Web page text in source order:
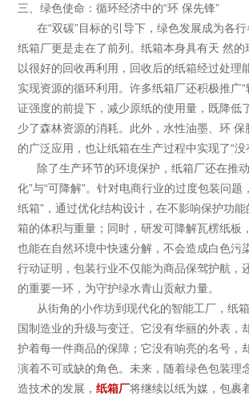
三、绿色使命：循环经济中的“环 保先锋”
在“双碳”目标的引导下，绿色发展成为各行
纸箱厂更是走在了前列。纸箱本身具有天 然
以很好的回收再利用，回收后的纸箱经过处理
实现资源的循环利用。许多纸箱厂还积极推广“
证强度的前提下，减少原纸的使用量，既降低
少了森林资源的消耗。此外，水性油墨、环
的广泛应用，也让纸箱在生产过程中实现了“没
除了生产环节的环境保护，纸箱厂还在推
化”与“可降解”。针对电商行业的过度包装问题
纸箱”，通过优化结构设计，在不影响保护功
箱的体积与重量；同时，研发可降解瓦楞纸板
也能在自然环境中快速分解，不会造成白色污
行动证明，包装行业不仅能为商品保驾护航，
的重要一环，为守护绿水青山贡献力量。
从街角的小作坊到现代化的智能工厂，纸
国制造业的升级与变迁。它没有华丽的外表，
护着每一件商品的保障；它没有响亮的名号，
演着不可或缺的角色。未来，随着绿色包装理
造技术的发展，纸箱厂将继续以纸为媒，包裹